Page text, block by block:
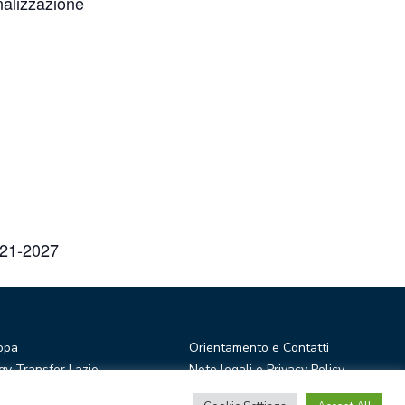
2027
Transfer Lazio
Ideas
Orientamento e Contatti
Note legali e Privacy Policy
Privacy Newsletter